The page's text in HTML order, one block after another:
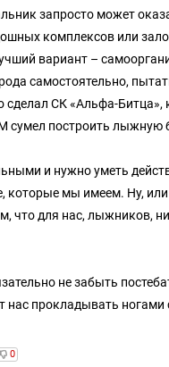
запросто может
комплексов или
вариант –
самостоятельно,
сделал СК «Альфа-Битца»,
сумел построить лыжную
и нужно уметь
которые мы имеем. Ну,
что для нас, лыжников,
не забыть
нас прокладывать
0